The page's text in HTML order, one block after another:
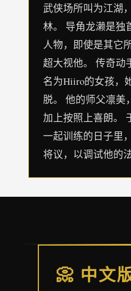
武侠场所叫为江湖
林。 导角龙濑是独
人物，即使是其它
超大视他。 传奇动
名为Hiiro的女孩，
脱。 他的师父凛美
加上按照上喜朗。
一起训练的日子里
将议，以调试他的法
📀 中文